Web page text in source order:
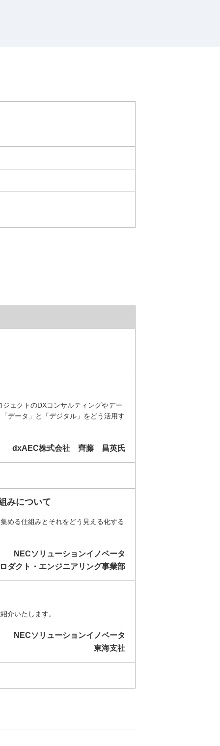
ェクトのDXコンサルティングやデー
データ」と「デジタル」をどう活用す
dxAEC株式会社 齊藤 昌英氏
みについて
める仕組みとそれをどう見える化する
NECソリューションイノベータ
ダクト・エンジニアリング事業部
介いたします。
NECソリューションイノベータ
東海支社